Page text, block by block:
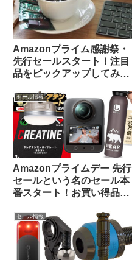
Amazonプライム感謝祭・
先行セールスタート！注目
品をピックアップしてみま
セール情報
Amazonプライムデー 先行
セールという名のセール本
番スタート！お買い得品を
ます
セール情報